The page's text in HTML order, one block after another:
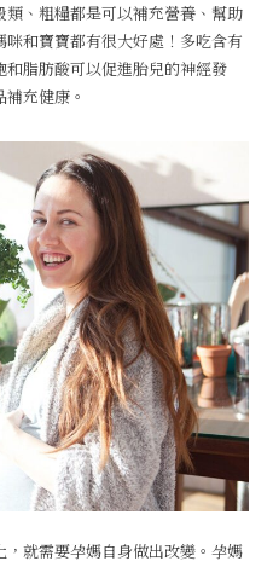
、粗糧都是可以補充營養、幫助
和寶寶都有很大好處！多吃含有
脂肪酸可以促進胎兒的神經發
充健康。
就需要孕媽自身做出改變。孕媽